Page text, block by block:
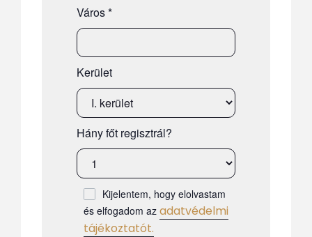
Város*
Kerület
Hány főt regisztrál?
Kijelentem, hogy elolvastam
és elfogadom az adatvédelmi
tájékoztatót.